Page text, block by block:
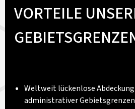
VORTEILE
Weltweit lückenlose
administrativer Gebietsgrenzen